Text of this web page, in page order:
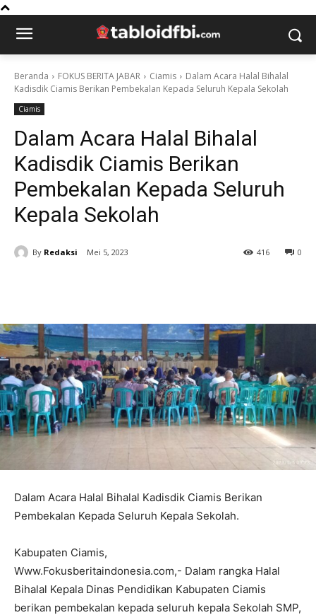
Beranda FOKUS BERITA JABAR Ciamis
Dalam Acara Halal Bihalal
Kadisdik Ciamis Berikan Pembekalan Kepada Seluruh Kepala Sekolah
Ciamis
Dalam Acara Halal Bihalal
Kadisdik Ciamis Berikan
Pembekalan Kepada Seluruh
Kepala Sekolah
By Redaksi Mei 5, 2023 0
416
Dalam Acara Halal Bihalal Kadisdik Ciamis Berikan
Pembekalan Kepada Seluruh Kepala Sekolah.
Kabupaten Ciamis,
Www.Fokusberitaindonesia.com,- Dalam rangka Halal
Bihalal Kepala Dinas Pendidikan Kabupaten Ciamis
berikan pembekalan kepada seluruh kepala Sekolah SMP,